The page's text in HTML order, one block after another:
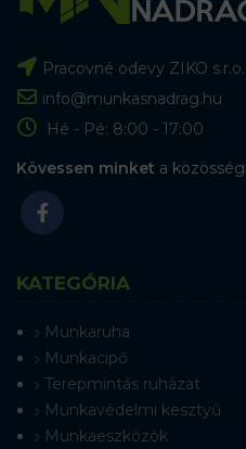
Pracovné odevy ZIKO
info@munkasnadrag.hu
Hé - Pé: 8:00 - 17:00
Kövessen minket a
KATEGÓRIA
Munkaruha
Munkacipő
Terepmintás ruházat
Munkavédelmi kesztyű
Munkaeszközök